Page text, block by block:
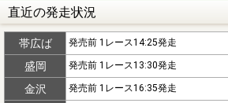
直近の発走状況
帯広ば 発売前 1レース14:25発走
盛岡 発売前 1レース13:30発走
金沢 発売前 1レース16:35発走